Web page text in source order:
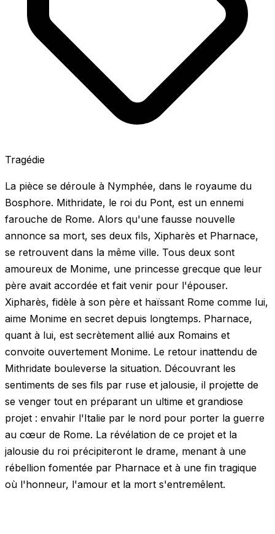
Tragédie
La pièce se déroule à Nymphée, dans le royaume du
Bosphore. Mithridate, le roi du Pont, est un ennemi
farouche de Rome. Alors qu'une fausse nouvelle
annonce sa mort, ses deux fils, Xipharès et Pharnace,
se retrouvent dans la même ville. Tous deux sont
amoureux de Monime, une princesse grecque que leur
père avait accordée et fait venir pour l'épouser.
Xipharès, fidèle à son père et haïssant Rome comme lui,
aime Monime en secret depuis longtemps. Pharnace,
quant à lui, est secrètement allié aux Romains et
convoite ouvertement Monime. Le retour inattendu de
Mithridate bouleverse la situation. Découvrant les
sentiments de ses fils par ruse et jalousie, il projette de
se venger tout en préparant un ultime et grandiose
projet : envahir l'Italie par le nord pour porter la guerre
au cœur de Rome. La révélation de ce projet et la
jalousie du roi précipiteront le drame, menant à une
rébellion fomentée par Pharnace et à une fin tragique
où l'honneur, l'amour et la mort s'entremêlent.